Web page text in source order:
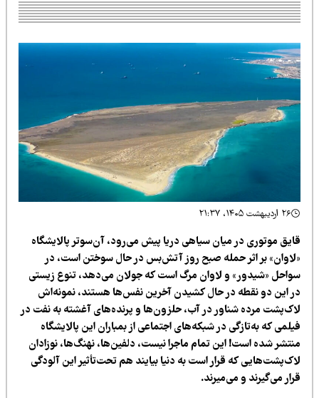
موتوری در میان سیاهی دریا پیش می‌رود، آن‌سوتر پالایشگاه
بر اثر حمله صبح روز آتش‌بس در حال سوختن است، در
«شیدور» و لاوان مرگ است که جولان می‌دهد، تنوع زیستی
این دو نقطه در حال کشیدن آخرین نفس‌ها هستند، نمونه‌اش
مرده شناور در آب، حلزون‌ها و پرنده‌های آغشته به نفت در
که به‌تازگی در شبکه‌های اجتماعی از بمباران این پالایشگاه
شده است! این تمام ماجرا نیست، دلفین‌ها، نهنگ‌ها، نوزادان
که قرار است به دنیا بیایند هم تحت‌تأثیر این آلودگی
می‌گیرند و می‌میرند.